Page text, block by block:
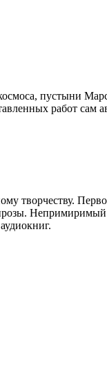
пустыни
работ сам
творчеству.
Непримиримый